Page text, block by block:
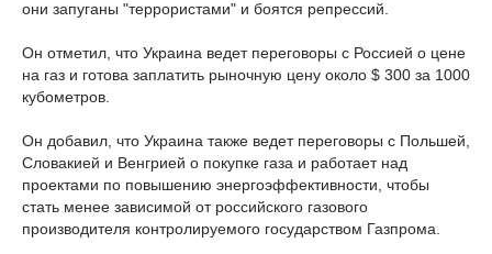
они запуганы "террористами" и боятся репрессий.
Он отметил, что Украина ведет переговоры с Россией о цене
на газ и готова заплатить рыночную цену около $ 300 за 1000
кубометров.
Он добавил, что Украина также ведет переговоры с Польшей,
Словакией и Венгрией о покупке газа и работает над
проектами по повышению энергоэффективности, чтобы
стать менее зависимой от российского газового
производителя контролируемого государством Газпрома.